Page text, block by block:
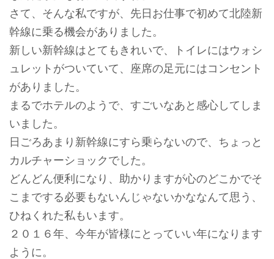
さて、そんな私ですが、先日お仕事で初めて北陸新
幹線に乗る機会がありました。
新しい新幹線はとてもきれいで、トイレにはウォシ
ュレットがついていて、座席の足元にはコンセント
がありました。
まるでホテルのようで、すごいなあと感心してしま
いました。
日ごろあまり新幹線にすら乗らないので、ちょっと
カルチャーショックでした。
どんどん便利になり、助かりますが心のどこかでそ
こまでする必要もないんじゃないかななんて思う、
ひねくれた私もいます。
２０１６年、今年が皆様にとっていい年になります
ように。